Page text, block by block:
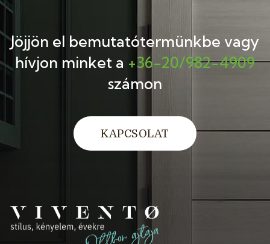
Jöjjön el bemutatótermünkbe vagy
hívjon minket a +36-20/982-4909
számon
KAPCSOLAT